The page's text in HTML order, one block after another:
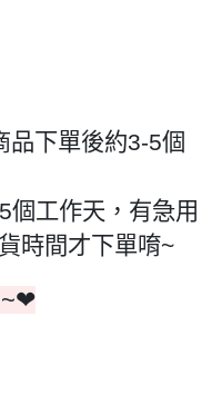
品下單後約3-5個
個工作天，有急用
時間才下單唷~
~❤